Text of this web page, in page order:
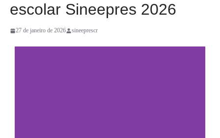
escolar Sineepres 2026
27 de janeiro de 2026 sineeprescr